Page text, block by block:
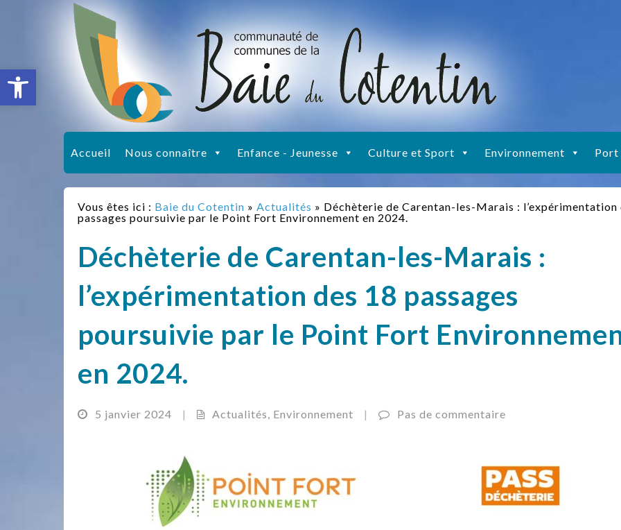
Ouvrir la barre d’outils
Accueil Nous connaître Enfance - Jeunesse Culture et Sport Environnement Port
Vous êtes ici : Baie du Cotentin » Actualités » Déchèterie de Carentan-les-Marais : l’expérimentation
passages poursuivie par le Point Fort Environnement en 2024.
Déchèterie de Carentan-les-Marais :
l’expérimentation des 18 passages
poursuivie par le Point Fort
en 2024.
5 janvier 2024 | Actualités, Environnement | Pas de commentaire